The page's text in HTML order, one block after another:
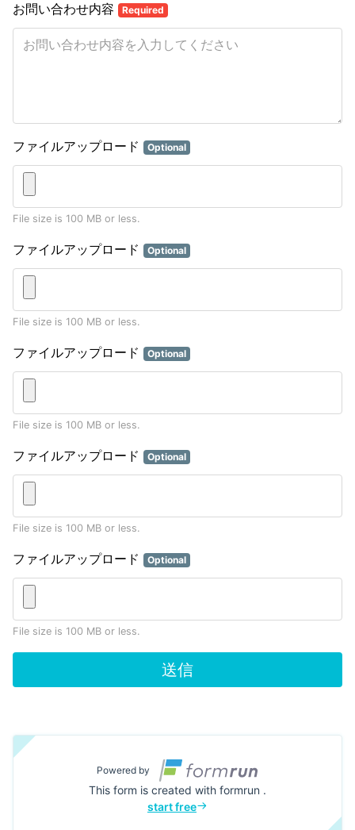
お問い合わせ内容 Required
ファイルアップロード Optional
File size is 100 MB or less.
ファイルアップロード Optional
File size is 100 MB or less.
ファイルアップロード Optional
File size is 100 MB or less.
ファイルアップロード Optional
File size is 100 MB or less.
ファイルアップロード Optional
File size is 100 MB or less.
送信
Powered by
This form is created with formrun .
start free